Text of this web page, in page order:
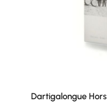
Dartigalongue